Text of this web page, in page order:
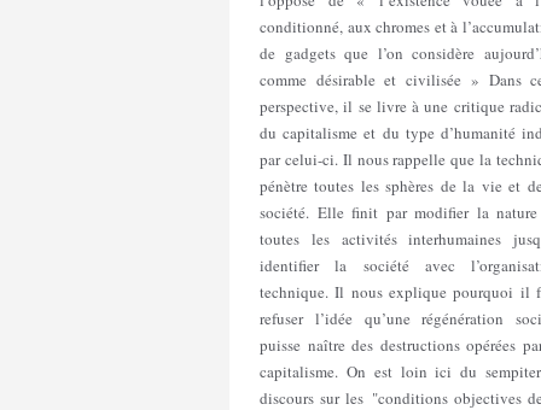
conditionné, aux chromes et à
de gadgets que l’on considère
comme désirable et civilisée » Dans
perspective, il se livre à une critique
du capitalisme et du type d’humanité
par celui-ci. Il nous rappelle que la
pénètre toutes les sphères de la vie et
société. Elle finit par modifier la
toutes les activités interhumaines
identifier la société avec
technique. Il nous explique pourquoi il
refuser l’idée qu’une régénération
puisse naître des destructions opérées
capitalisme. On est loin ici du
discours sur les "conditions objectives